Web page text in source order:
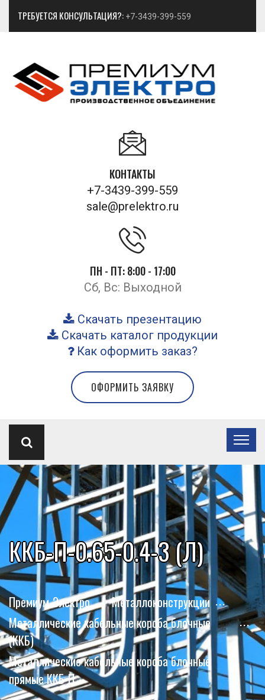
ТРЕБУЕТСЯ КОНСУЛЬТАЦИЯ?: +7-3439-399-559
КОНТАКТЫ
+7-3439-399-559
sale@prelektro.ru
ПН - ПТ: 8:00 - 17:00
Сб, Вс: Выходной
Скачать презентацию
Скачать каталог продукции
Как оформить заказ?
ОФОРМИТЬ ЗАЯВКУ
ККБ-П-0.65-0.4-3 (Л)
Премиум-Электро
Металлоконструкции
Металлические кабельные короба блочные
(ККБ)
Металлические кабельные короба блочные
прямые ККБ-П